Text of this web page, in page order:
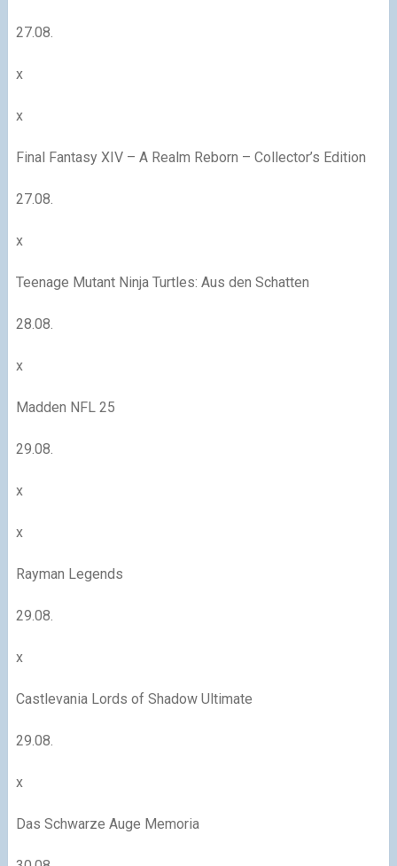
27.08.
x
x
Final Fantasy XIV – A Realm Reborn – Collector’s Edition
27.08.
x
Teenage Mutant Ninja Turtles: Aus den Schatten
28.08.
x
Madden NFL 25
29.08.
x
x
Rayman Legends
29.08.
x
Castlevania Lords of Shadow Ultimate
29.08.
x
Das Schwarze Auge Memoria